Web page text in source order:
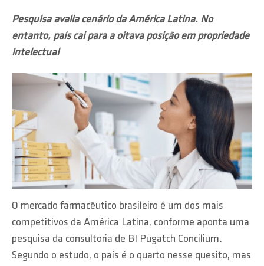
Pesquisa avalia cenário da América Latina. No
entanto, país cai para a oitava posição em propriedade
intelectual
O mercado farmacêutico brasileiro é um dos mais
competitivos da América Latina, conforme aponta uma
pesquisa da consultoria de BI Pugatch Concilium.
Segundo o estudo, o país é o quarto nesse quesito, mas